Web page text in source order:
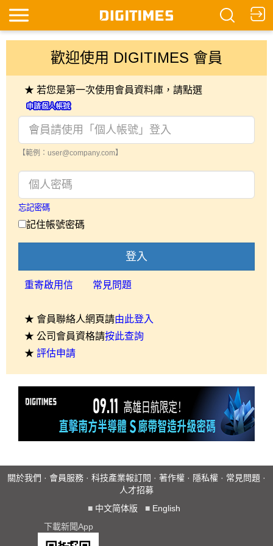
歡迎使用 DIGITIMES 會員
★ 若您是第一次使用會員資料庫，請點選
【範例：user@company.com】
忘記密碼
記住帳號密碼
登入
重寄啟用信 常見問題
★ 會員聯絡人網頁請由此登入
★ 公司會員資格請按此查詢
★ 評估申請
關於我們 · 會員服務 · 科技產業報訂閱 · 著作權 · 隱私權 · 常見問題 ·
人才招募
■ 中文简体版 ■ English
下載新聞App